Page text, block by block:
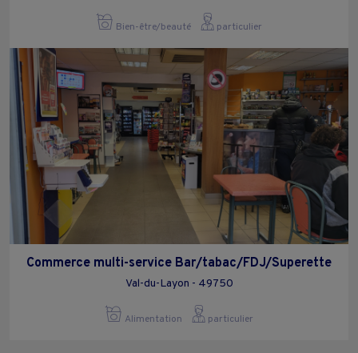
Bien-être/beauté particulier
Commerce multi-service Bar/tabac/FDJ/Superette
Val-du-Layon - 49750
Alimentation particulier